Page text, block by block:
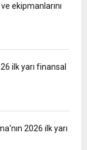
ekipmanlarını
ilk yarı finansal
2026 ilk yarı